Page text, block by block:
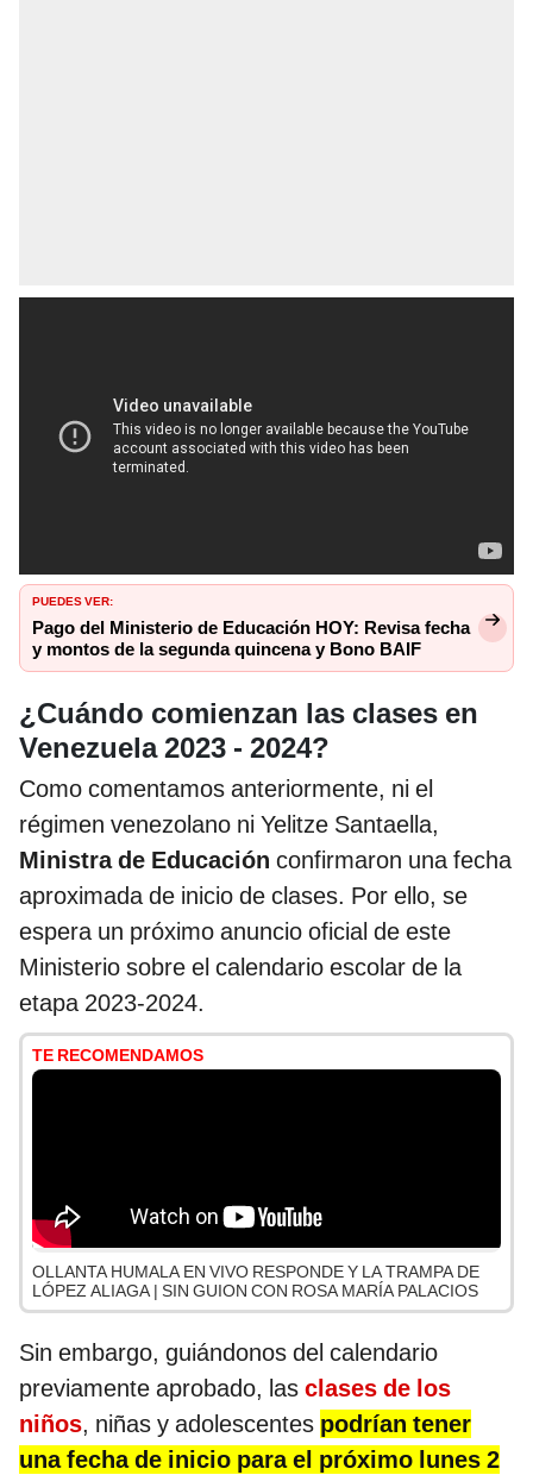
PUEDES VER:
Pago del Ministerio de Educación HOY: Revisa fecha
y montos de la segunda quincena y Bono BAIF
¿Cuándo comienzan las clases en
Venezuela 2023 - 2024?
Como comentamos anteriormente, ni el
régimen venezolano ni Yelitze Santaella,
Ministra de Educación confirmaron una fecha
aproximada de inicio de clases. Por ello, se
espera un próximo anuncio oficial de este
Ministerio sobre el calendario escolar de la
etapa 2023-2024.
TE RECOMENDAMOS
OLLANTA HUMALA EN VIVO RESPONDE Y LA TRAMPA DE
LÓPEZ ALIAGA | SIN GUION CON ROSA MARÍA PALACIOS
Sin embargo, guiándonos del calendario
previamente aprobado, las clases de los
niños, niñas y adolescentes podrían tener
una fecha de inicio para el próximo lunes 2